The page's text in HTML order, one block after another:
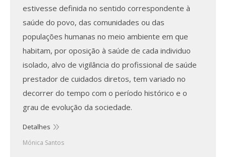
Sugestões para os Leitores
Investigarem
Congressos
Candidatura a revisor
Artigos recentes
estivesse definida no sentido correspondente à
saúde do povo, das comunidades ou das
populações humanas no meio ambiente em que
habitam, por oposição à saúde de cada individuo
isolado, alvo de vigilância do profissional de saúde
prestador de cuidados diretos, tem variado no
decorrer do tempo com o período histórico e o
grau de evolução da sociedade.
Detalhes
Mónica Santos